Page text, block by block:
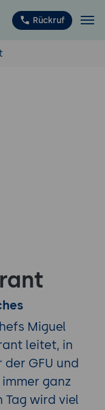
Rückruf
Miguel
leitet, in
GFU und
ganz
Tag wird viel